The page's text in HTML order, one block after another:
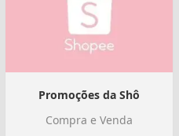
Promoções da Shô
Compra e Venda